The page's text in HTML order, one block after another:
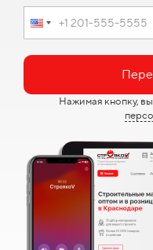
Нажимая кнопку, вы